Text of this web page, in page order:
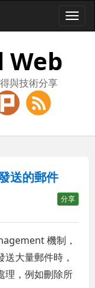
Web
與技術分享
送的郵件
分享
機制，
大量郵件時，
理，例如刪除所